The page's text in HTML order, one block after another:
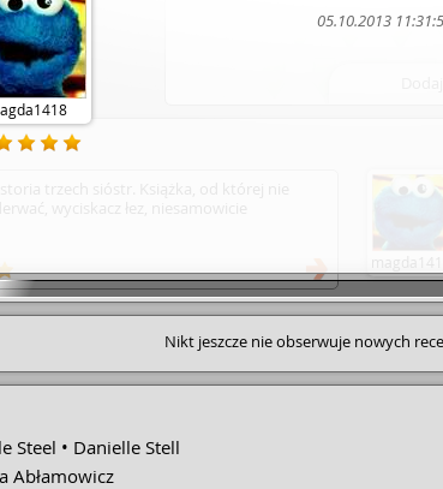
magda1418
Nikt jeszcze nie obserwuje nowych
Steel Danielle Stell
Abłamowicz
05.10.2013